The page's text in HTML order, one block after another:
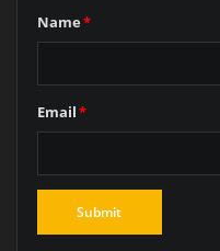
Name*
Email*